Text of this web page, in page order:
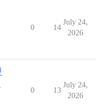
0 14
July 24,
2026
0 13
July 24,
2026